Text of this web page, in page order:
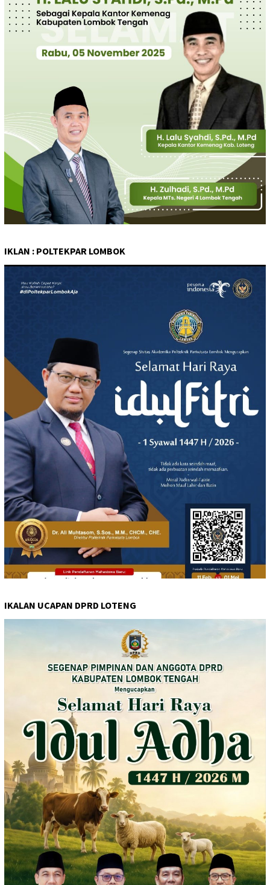
IKLAN : POLTEKPAR LOMBOK
IKALAN UCAPAN DPRD LOTENG